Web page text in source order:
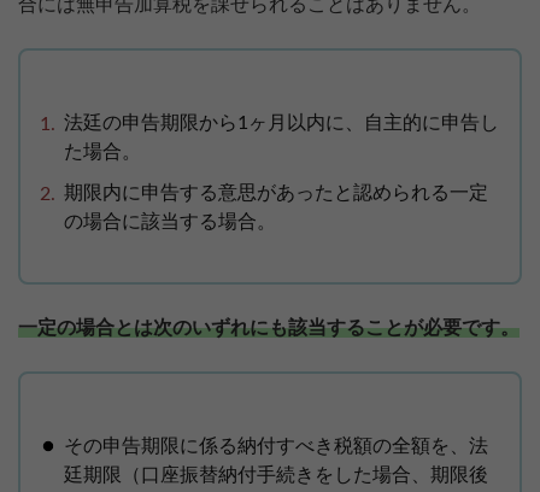
合には無申告加算税を課せられることはありません。
法廷の申告期限から1ヶ月以内に、自主的に申告し
た場合。
期限内に申告する意思があったと認められる一定
の場合に該当する場合。
一定の場合とは次のいずれにも該当することが必要です。
その申告期限に係る納付すべき税額の全額を、法
廷期限（口座振替納付手続きをした場合、期限後